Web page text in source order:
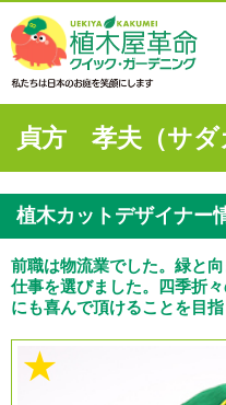
貞方 孝夫（サダ
植木カットデザイナー
前職は物流業でした。緑と
仕事を選びました。四季折
にも喜んで頂けることを目指
★